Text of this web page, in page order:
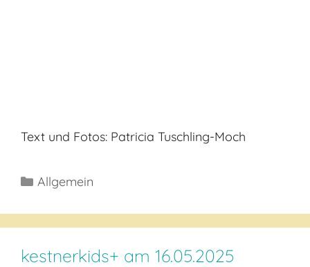
Text und Fotos: Patricia Tuschling-Moch
Kategorien
Allgemein
kestnerkids+ am 16.05.2025